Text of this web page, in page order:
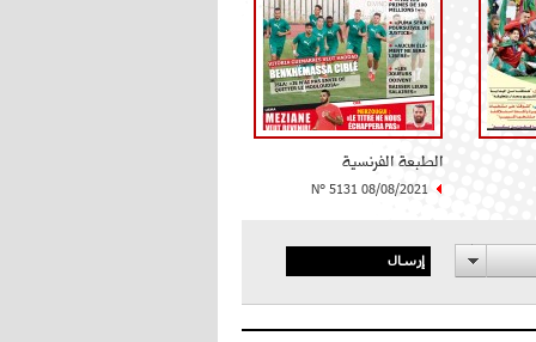
الطبعة الفرنسية
N° 5131 08/08/2021
إرسال